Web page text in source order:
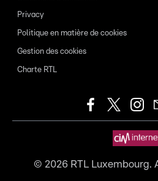
Privacy
Politique en matière de cookies
Gestion des cookies
Charte RTL
© 2026RTL Luxembourg.